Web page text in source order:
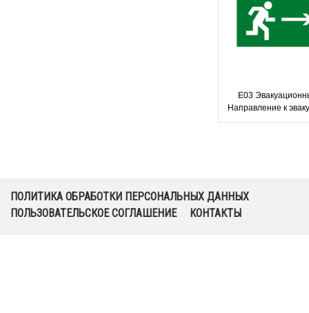
Е03
Направление к
выходу
ПОЛИТИКА ОБРАБОТКИ ПЕРСОНАЛЬНЫХ ДАННЫХ
ПОЛЬЗОВАТЕЛЬСКОЕ СОГЛАШЕНИЕ
КОНТАКТЫ